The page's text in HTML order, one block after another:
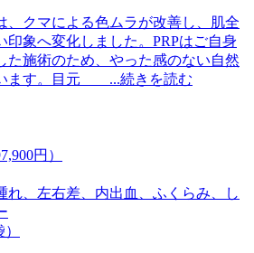
、クマによる色ムラが改善し、肌全
印象へ変化しました。PRPはご自身
た施術のため、やった感のない自然
ます。目元 ...続きを読む
円）
れ、左右差、内出血、ふくらみ、し